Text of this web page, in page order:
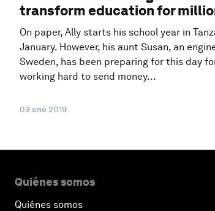
transform education for
On paper, Ally starts his school year in
January. However, his aunt Susan, an
Sweden, has been preparing for this day
working hard to send money...
03 ene 2019
Quiénes somos
Quiénes somos